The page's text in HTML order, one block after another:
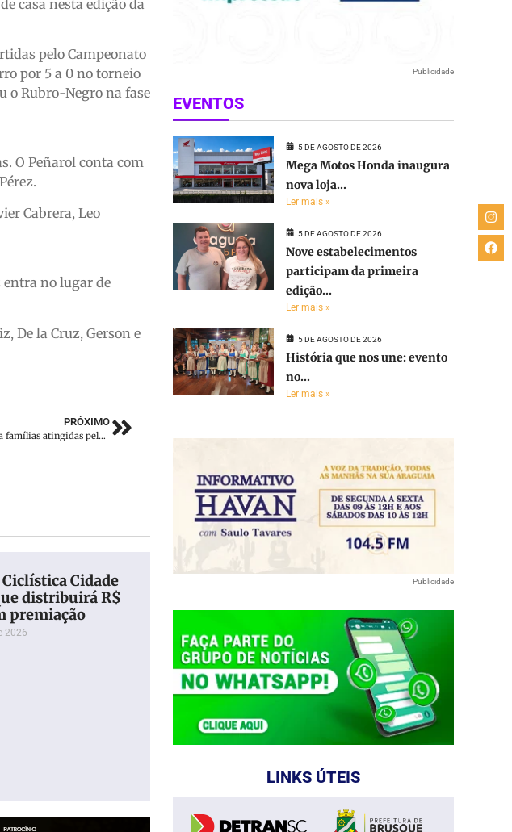
casa nesta edição da
pelo Campeonato
por 5 a 0 no torneio
o Rubro-Negro na fase
O Peñarol conta com
Cabrera, Leo
entra no lugar de
De la Cruz, Gerson e
PRÓXIMO
SOLIDARIEDADE: Havan doa 70 casas para famílias atingidas pelas enchentes no RS
Ciclística Cidade
distribuirá R$
premiação
2026
Publicidade
EVENTOS
5 DE AGOSTO DE 2026
Mega Motos Honda inaugura
nova loja...
Ler mais »
5 DE AGOSTO DE 2026
Nove estabelecimentos
participam da primeira
edição...
Ler mais »
5 DE AGOSTO DE 2026
História que nos une: evento
no...
Ler mais »
Publicidade
LINKS ÚTEIS